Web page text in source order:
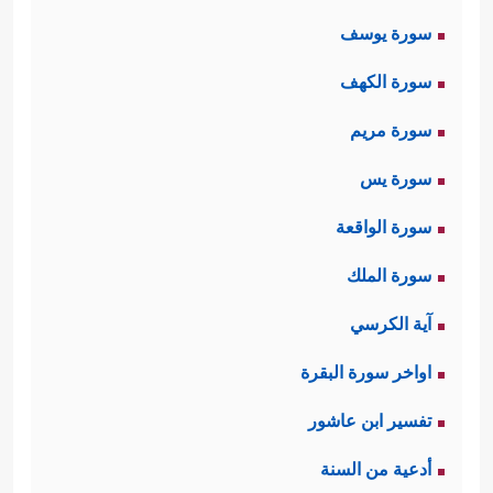
بخلاف الملائكة.
ثالثًا: أن رفض السجود لم يكن في
الحقيقة إلا مظهرًا لمعصية خفيَّة، وهي
التكبُّر الممزوج بالحسد
سورة يوسف
سورة الكهف
سورة مريم
سورة يس
سورة الواقعة
سورة الملك
آية الكرسي
اواخر سورة البقرة
تفسير ابن عاشور
أدعية من السنة